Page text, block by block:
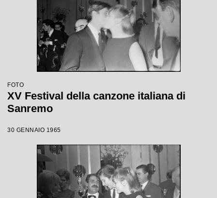
FOTO
XV Festival della canzone italiana di
Sanremo
30 GENNAIO 1965